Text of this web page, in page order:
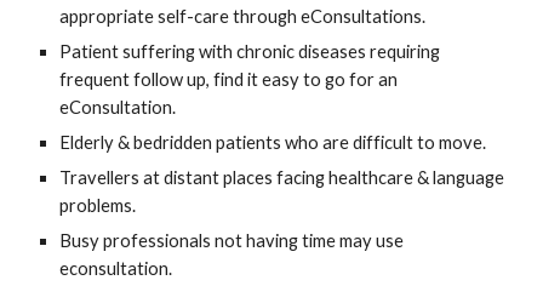
appropriate self-care through eConsultations.
Patient suffering with chronic diseases requiring
frequent follow up, find it easy to go for an
eConsultation.
Elderly & bedridden patients who are difficult to move.
Travellers at distant places facing healthcare & language
problems.
Busy professionals not having time may use
econsultation.